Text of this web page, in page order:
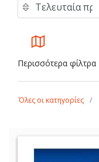
Περισσότερα φίλτρα
Όλες οι κατηγορίες